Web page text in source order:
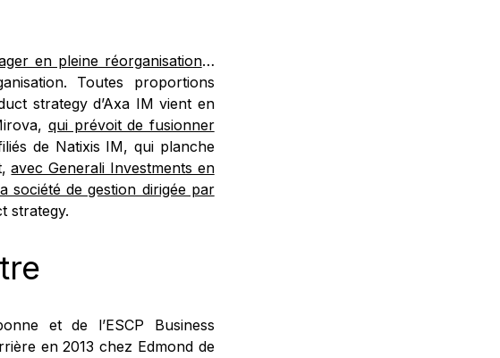
en pleine réorganisation…
Toutes proportions
strategy d’Axa IM vient en
qui prévoit de fusionner
de Natixis IM, qui planche
avec Generali Investments en
société de gestion dirigée par
strategy.
et de l’ESCP Business
en 2013 chez Edmond de